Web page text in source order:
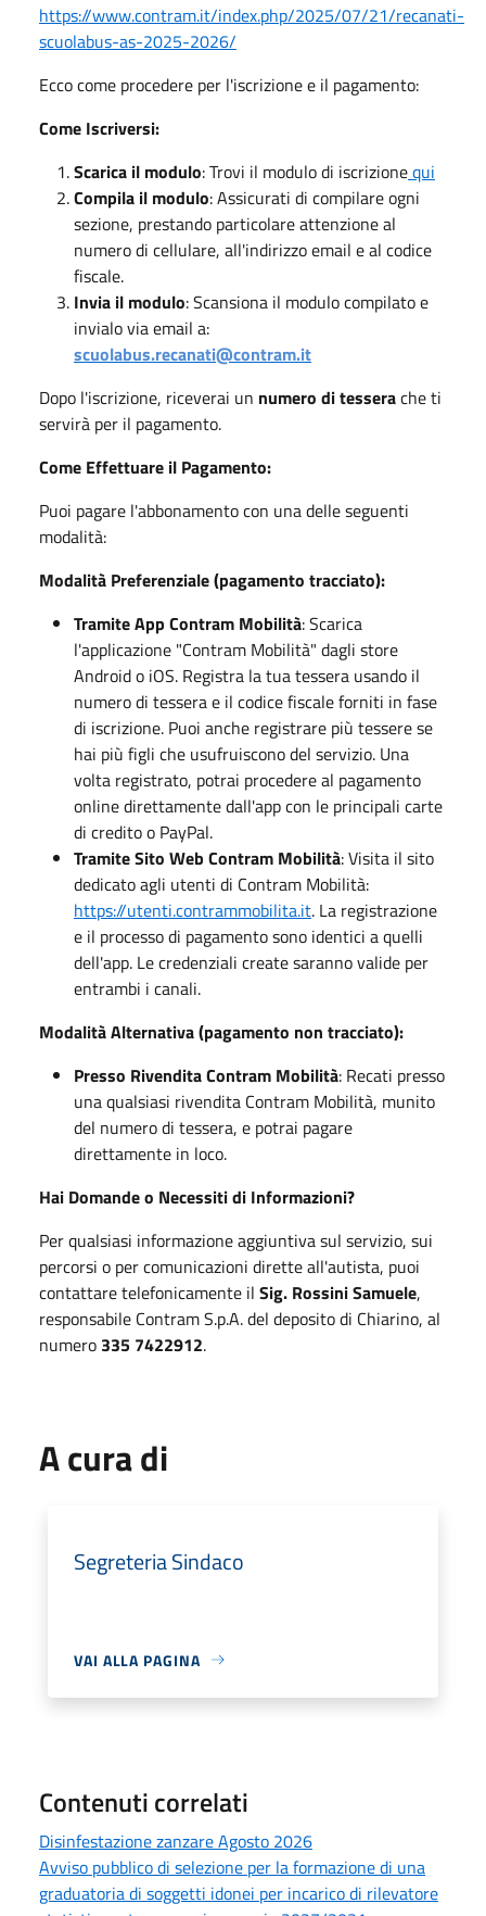
https://www.contram.it/index.php/2025/07/21/recanati-
scuolabus-as-2025-2026/
Ecco come procedere per l'iscrizione e il pagamento:
Come Iscriversi:
Scarica il modulo: Trovi il modulo di iscrizionequi
Compila il modulo: Assicurati di compilare ogni
sezione, prestando particolare attenzione al
numero di cellulare, all'indirizzo email e al codice
fiscale.
Invia il modulo: Scansiona il modulo compilato e
invialo via email a:
scuolabus.recanati@contram.it
Dopo l'iscrizione, riceverai un numero di tesserache ti
servirà per il pagamento.
Come Effettuare il Pagamento:
Puoi pagare l'abbonamento con una delle seguenti
modalità:
Modalità Preferenziale (pagamento tracciato):
Tramite App Contram Mobilità: Scarica
l'applicazione "Contram Mobilità" dagli store
Android o iOS. Registra la tua tessera usando il
numero di tessera e il codice fiscale forniti in fase
di iscrizione. Puoi anche registrare più tessere se
hai più figli che usufruiscono del servizio. Una
volta registrato, potrai procedere al pagamento
online direttamente dall'app con le principali carte
di credito o PayPal.
Tramite Sito Web Contram Mobilità: Visita il sito
dedicato agli utenti di Contram Mobilità:
https://utenti.contrammobilita.it. La registrazione
e il processo di pagamento sono identici a quelli
dell'app. Le credenziali create saranno valide per
entrambi i canali.
Modalità Alternativa (pagamento non tracciato):
Presso Rivendita Contram Mobilità: Recati presso
una qualsiasi rivendita Contram Mobilità, munito
del numero di tessera, e potrai pagare
direttamente in loco.
Hai Domande o Necessiti di Informazioni?
Per qualsiasi informazione aggiuntiva sul servizio, sui
percorsi o per comunicazioni dirette all'autista, puoi
contattare telefonicamente il Sig. Rossini Samuele,
responsabile Contram S.p.A. del deposito di Chiarino, al
numero 335 7422912.
A cura di
Segreteria Sindaco
VAI ALLA PAGINA
Contenuti correlati
Disinfestazione zanzare Agosto 2026
Avviso pubblico di selezione per la formazione di una
graduatoria di soggetti idonei per incarico di rilevatore